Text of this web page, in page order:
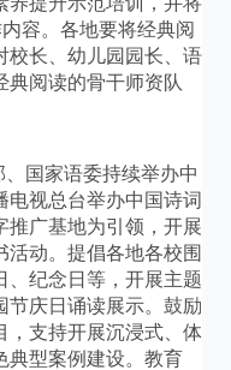
容。各地要将经典阅
校长、幼儿园园长、语
典阅读的骨干师资队
国家语委持续举办中
电视总台举办中国诗词
推广基地为引领，开展
活动。提倡各地各校围
、纪念日等，开展主题
节庆日诵读展示。鼓励
，支持开展沉浸式、体
典型案例建设。教育